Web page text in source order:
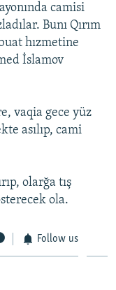
camisi
Bunı Qırım
hızmetine
İslamov
vaqia gece yüz
asılıp, cami
olarğa tış
ola.
Follow us